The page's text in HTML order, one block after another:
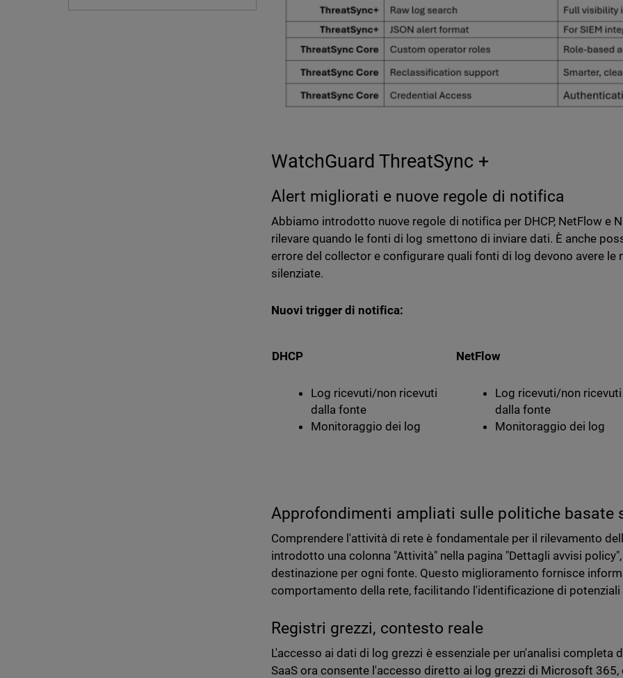
WatchGuard ThreatSync +
Alert migliorati e nuove regole di notifica
Abbiamo introdotto nuove regole di notifica per DHCP, NetFlow e
rilevare quando le fonti di log smettono di inviare dati. È anche
errore del collector e configurare quali fonti di log devono avere
silenziate.
Nuovi trigger di notifica:
DHCP
Log ricevuti/non ricevuti
dalla fonte
Monitoraggio dei log
NetFlow
Log ricevuti/non ricevuti
dalla fonte
Monitoraggio dei log
Approfondimenti ampliati sulle politiche basate
Comprendere l'attività di rete è fondamentale per il rilevamento
introdotto una colonna "Attività" nella pagina "Dettagli avvisi
destinazione per ogni fonte. Questo miglioramento fornisce
comportamento della rete, facilitando l'identificazione di potenziali
Registri grezzi, contesto reale
L'accesso ai dati di log grezzi è essenziale per un'analisi completa
SaaS ora consente l'accesso diretto ai log grezzi di Microsoft 365,